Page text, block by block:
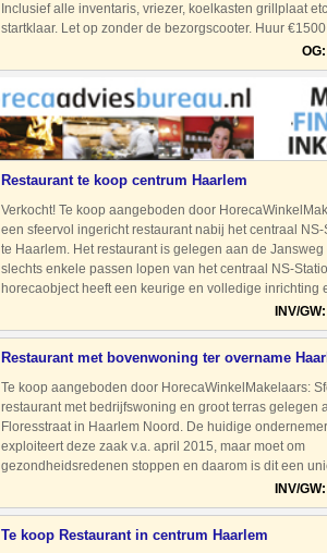
Inclusief alle inventaris, vriezer, koelkasten grillplaat
startklaar. Let op zonder de bezorgscooter. Huur
Restaurant te koop centrum Haarlem
Verkocht! Te koop aangeboden door
een sfeervol ingericht restaurant nabij het centraal NS-
te Haarlem. Het restaurant is gelegen aan de Jansweg
slechts enkele passen lopen van het centraal NS-
horecaobject heeft een keurige en volledige inrichting
apparatuur verkeert in een goede staat van onderhou
INV/
Restaurant met bovenwoning ter overname
Te koop aangeboden door HorecaWinkelMakelaars:
restaurant met bedrijfswoning en groot terras gelegen
Floresstraat in Haarlem Noord. De huidige ondernemer
exploiteert deze zaak v.a. april 2015, maar moet om
gezondheidsredenen stoppen en daarom is dit een
kans voor een starter en/of ondernemerskoppel om
klaar bedrij
INV/
Te koop Restaurant in centrum Haarlem